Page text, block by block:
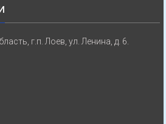
г.п. Лоев, ул. Ленина, д. 6.